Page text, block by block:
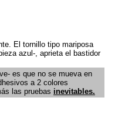
El tornillo tipo mariposa
azul-, aprieta el bastidor
es que no se mueva en
a 2 colores
las pruebas inevitables.